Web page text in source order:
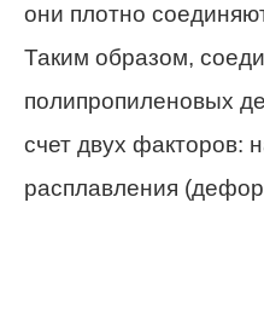
они плотно
Таким образом,
полипропиленовых
счет двух факторов:
расплавления